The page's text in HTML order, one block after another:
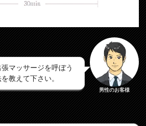
マッサージを呼ぼう
教えて下さい。
男性のお客様